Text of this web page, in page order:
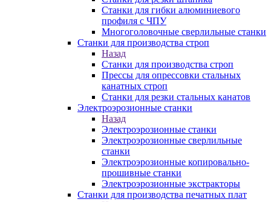
Станки для гибки алюминиевого
профиля с ЧПУ
Многоголовочные сверлильные станки
Станки для производства строп
Назад
Станки для производства строп
Прессы для опрессовки стальных
канатных строп
Станки для резки стальных канатов
Электроэрозионные станки
Назад
Электроэрозионные станки
Электроэрозионные сверлильные
станки
Электроэрозионные копировально-
прошивные станки
Электроэрозионные экстракторы
Станки для производства печатных плат